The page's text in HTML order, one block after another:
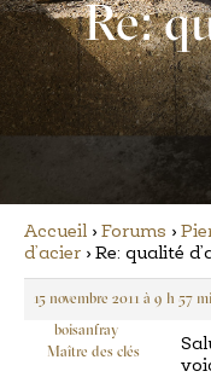
Re:
Accueil › Forums ›
d’acier › Re: qualité
15 novembre 2011 à 9 h 57
boisanfray
Maître des clés